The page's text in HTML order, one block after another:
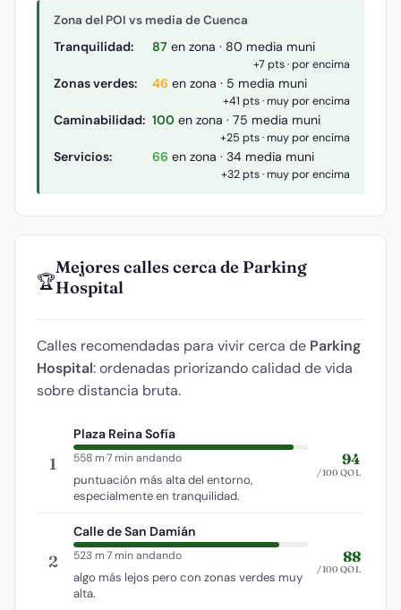
Zona del POI vs media de Cuenca
Tranquilidad: 87 en zona · 80 media muni
+7 pts · por encima
Zonas verdes: 46 en zona · 5 media muni
+41 pts · muy por encima
Caminabilidad: 100 en zona · 75 media muni
+25 pts · muy por encima
Servicios: 66 en zona · 34 media muni
+32 pts · muy por encima
🏆
Mejores calles cerca de Parking
Hospital
Calles recomendadas para vivir cerca de Parking
Hospital: ordenadas priorizando calidad de vida
sobre distancia bruta.
1
Plaza Reina Sofía
558 m·7 min andando
puntuación más alta del entorno,
especialmente en tranquilidad.
94
/100 QOL
2
Calle de San Damián
523 m·7 min andando
algo más lejos pero con zonas verdes muy
alta.
88
/100 QOL